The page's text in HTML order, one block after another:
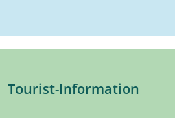
Tourist-Information